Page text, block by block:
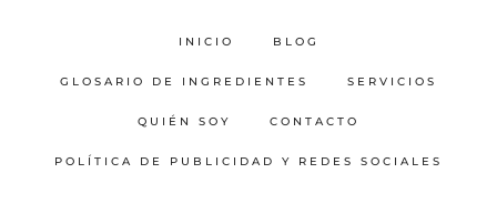
INICIO BLOG
GLOSARIO DE INGREDIENTES SERVICIOS
QUIÉN SOY CONTACTO
POLÍTICA DE PUBLICIDAD Y REDES SOCIALES